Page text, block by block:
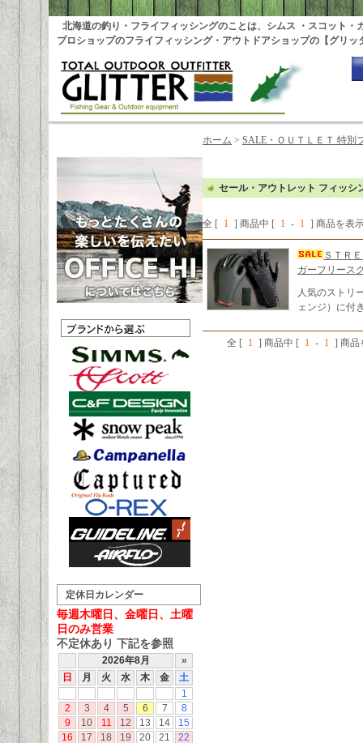
北海道の釣り・フライフィッシングのことは、シムス ・スコット・
プロショップのフライフィッシング・アウトドアショップの【グリッ
定休日カレンダー
毎週木曜日、金曜日、土曜
日のみ営業
不定休あり 下記を参照
ホーム > SALE・ＯＵＴＬＥＴ 特別
セール・アウトレット フィッシ
全 [ 1 ] 商品中 [ 1 - 1 ] 商品を表
ＳＴＲ
ガーフリース
人気のストリ
ェンジ）に付
全 [ 1 ] 商品中 [ 1 - 1 ] 商品